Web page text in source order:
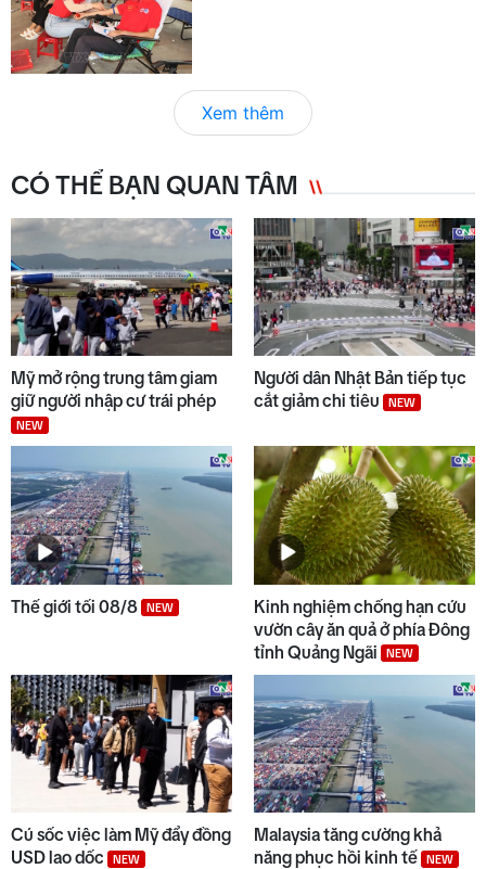
Xem thêm
CÓ THỂ BẠN QUAN TÂM
Mỹ mở rộng trung tâm giam
giữ người nhập cư trái phép
NEW
Người dân Nhật Bản tiếp tục
cắt giảm chi tiêu
NEW
Thế giới tối 08/8 NEW
Kinh nghiệm chống hạn cứu
vườn cây ăn quả ở phía Đông
tỉnh Quảng Ngãi
NEW
Cú sốc việc làm Mỹ đẩy đồng
USD lao dốc
NEW
Malaysia tăng cường khả
năng phục hồi kinh tế
NEW